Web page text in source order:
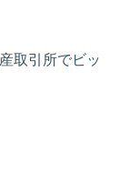
取引所でビッ